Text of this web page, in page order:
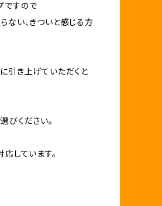
ですので
ない、きついと感じる方
引き上げていただくと
びください。
しています。